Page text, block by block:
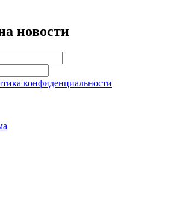
новости
конфиденциальности